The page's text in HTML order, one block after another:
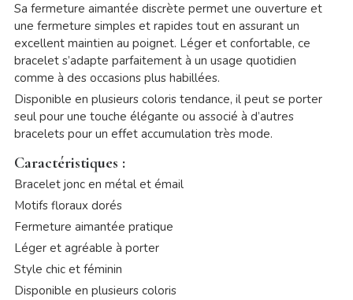
Sa fermeture aimantée discrète permet une ouverture et
une fermeture simples et rapides tout en assurant un
excellent maintien au poignet. Léger et confortable, ce
bracelet s’adapte parfaitement à un usage quotidien
comme à des occasions plus habillées.
Disponible en plusieurs coloris tendance, il peut se porter
seul pour une touche élégante ou associé à d’autres
bracelets pour un effet accumulation très mode.
Caractéristiques :
Bracelet jonc en métal et émail
Motifs floraux dorés
Fermeture aimantée pratique
Léger et agréable à porter
Style chic et féminin
Disponible en plusieurs coloris